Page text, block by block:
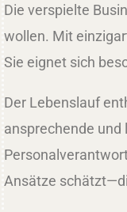
Die verspielte
wollen. Mit
Sie eignet sich
Der Lebenslauf
ansprechende und
Ansätze